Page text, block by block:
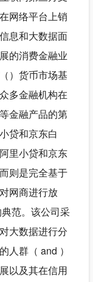
网络平台上销
息和大数据面
的消费金融业
）货币市场基
多金融机构在
金融产品的第
贷和京东白
里小贷和京东
则是完全基于
网商进行放
范。该公司采
大数据进行分
人群（ and ）
以及其在信用